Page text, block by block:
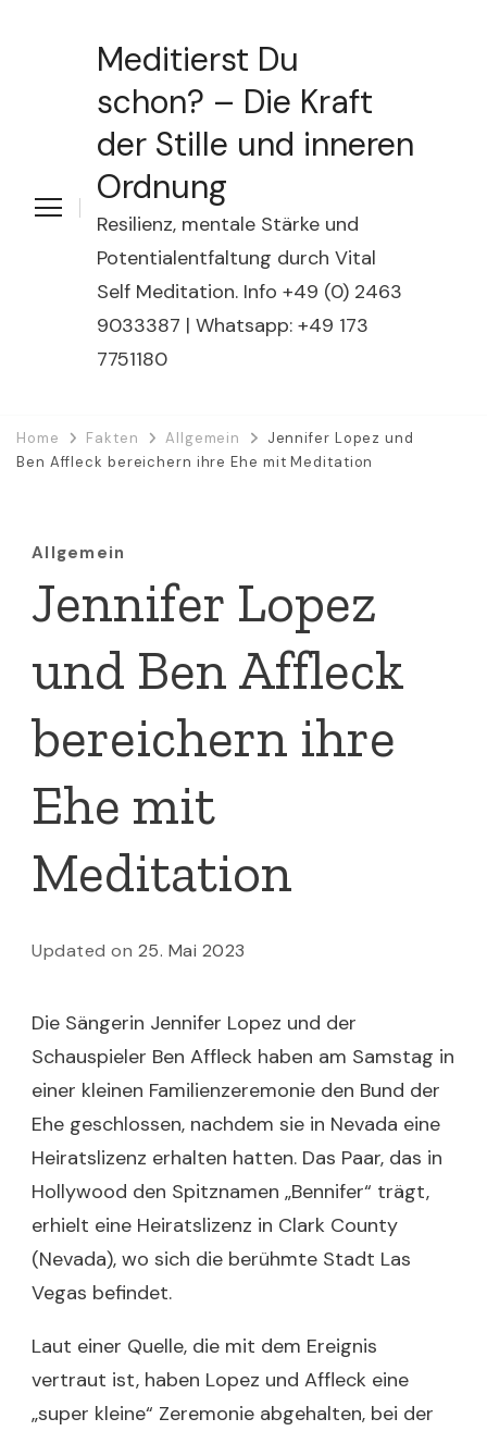
Meditierst Du
schon? – Die Kraft
der Stille und inneren
Ordnung
Resilienz, mentale Stärke und
Potentialentfaltung durch Vital
Self Meditation. Info +49 (0) 2463
9033387 | Whatsapp: +49 173
7751180
Home Fakten Allgemein
Jennifer Lopez und
Ben Affleck bereichern ihre Ehe mit Meditation
Allgemein
Jennifer Lopez
und Ben Affleck
bereichern ihre
Ehe mit
Meditation
Updated on 25. Mai 2023
Die Sängerin Jennifer Lopez und der
Schauspieler Ben Affleck haben am Samstag in
einer kleinen Familienzeremonie den Bund der
Ehe geschlossen, nachdem sie in Nevada eine
Heiratslizenz erhalten hatten. Das Paar, das in
Hollywood den Spitznamen „Bennifer“ trägt,
erhielt eine Heiratslizenz in Clark County
(Nevada), wo sich die berühmte Stadt Las
Vegas befindet.
Laut einer Quelle, die mit dem Ereignis
vertraut ist, haben Lopez und Affleck eine
„super kleine“ Zeremonie abgehalten, bei der